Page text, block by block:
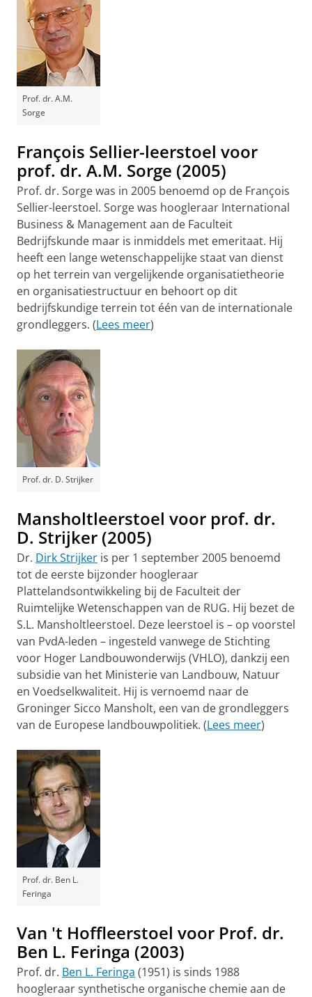
Prof. dr. A.M.
Sorge
François Sellier-leerstoel voor
prof. dr. A.M. Sorge (2005)
Prof. dr. Sorge was in 2005 benoemd op de François
Sellier-leerstoel. Sorge was hoogleraar International
Business & Management aan de Faculteit
Bedrijfskunde maar is inmiddels met emeritaat. Hij
heeft een lange wetenschappelijke staat van dienst
op het terrein van vergelijkende organisatietheorie
en organisatiestructuur en behoort op dit
bedrijfskundige terrein tot één van de internationale
grondleggers. (Lees meer)
Prof. dr. D. Strijker
Mansholtleerstoel voor prof. dr.
D. Strijker (2005)
Dr. Dirk Strijker is per 1 september 2005 benoemd
tot de eerste bijzonder hoogleraar
Plattelandsontwikkeling bij de Faculteit der
Ruimtelijke Wetenschappen van de RUG. Hij bezet de
S.L. Mansholtleerstoel. Deze leerstoel is – op voorstel
van PvdA-leden – ingesteld vanwege de Stichting
voor Hoger Landbouwonderwijs (VHLO), dankzij een
subsidie van het Ministerie van Landbouw, Natuur
en Voedselkwaliteit. Hij is vernoemd naar de
Groninger Sicco Mansholt, een van de grondleggers
van de Europese landbouwpolitiek. (Lees meer)
Prof. dr. Ben L.
Feringa
Van 't Hoffleerstoel voor Prof. dr.
Ben L. Feringa (2003)
Prof. dr. Ben L. Feringa (1951) is sinds 1988
hoogleraar synthetische organische chemie aan de